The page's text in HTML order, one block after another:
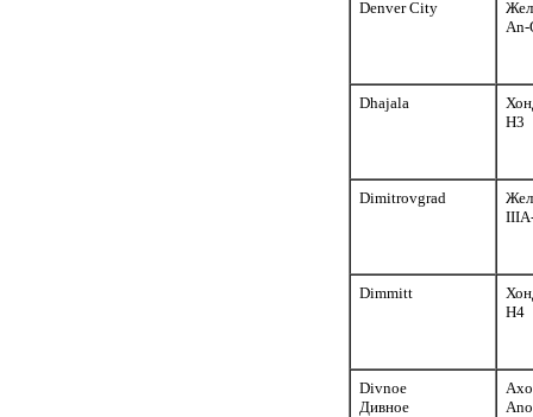
Denver City
An-
Dhajala
H3
Dimitrovgrad
Dimmitt
H4
Divnoe
Дивное